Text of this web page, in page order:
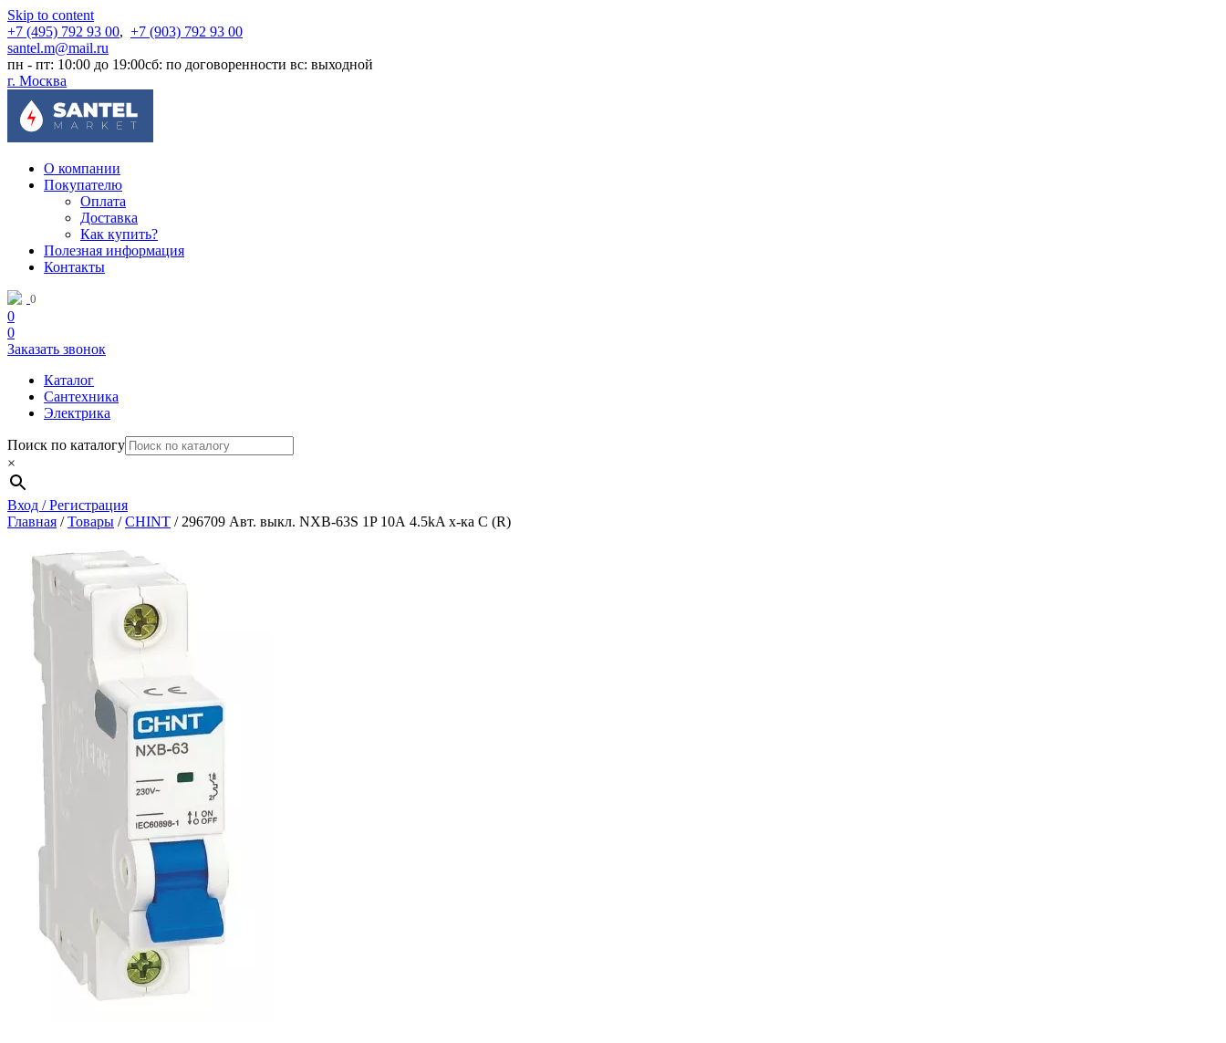
Skip to content
+7 (495) 792 93 00, +7 (903) 792 93 00
santel.m@mail.ru
пн - пт: 10:00 до 19:00сб: по договоренности вс: выходной
г. Москва
О компании
Покупателю
Оплата
Доставка
Как купить?
Полезная информация
Контакты
0
0
0
Заказать звонок
Каталог
Сантехника
Электрика
Поиск по каталогу
×
Вход / Регистрация
Главная /Товары /CHINT / 296709 Авт. выкл. NXB-63S 1P 10А 4.5kA х-ка C (R)